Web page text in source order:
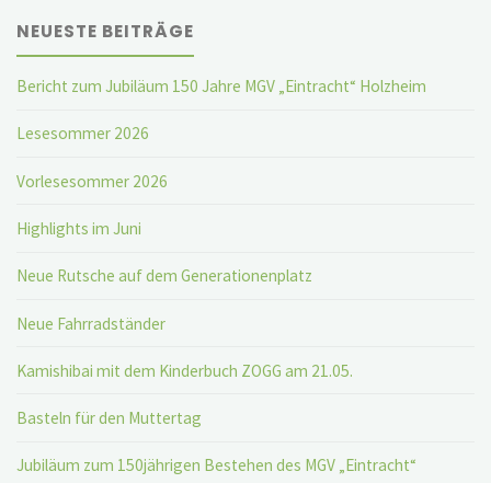
NEUESTE BEITRÄGE
Bericht zum Jubiläum 150 Jahre MGV „Eintracht“ Holzheim
Lesesommer 2026
Vorlesesommer 2026
Highlights im Juni
Neue Rutsche auf dem Generationenplatz
Neue Fahrradständer
Kamishibai mit dem Kinderbuch ZOGG am 21.05.
Basteln für den Muttertag
Jubiläum zum 150jährigen Bestehen des MGV „Eintracht“